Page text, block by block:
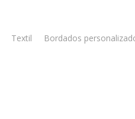
Textil Bordados